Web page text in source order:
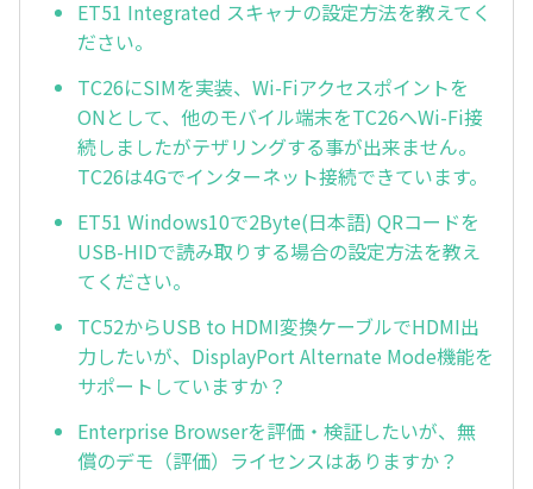
ET51 Integrated スキャナの設定方法を教えてく
ださい。
TC26にSIMを実装、Wi-Fiアクセスポイントを
ONとして、他のモバイル端末をTC26へWi-Fi接
続しましたがテザリングする事が出来ません。
TC26は4Gでインターネット接続できています。
ET51 Windows10で2Byte(日本語) QRコードを
USB-HIDで読み取りする場合の設定方法を教え
てください。
TC52からUSB to HDMI変換ケーブルでHDMI出
力したいが、DisplayPort Alternate Mode機能を
サポートしていますか？
Enterprise Browserを評価・検証したいが、無
償のデモ（評価）ライセンスはありますか？